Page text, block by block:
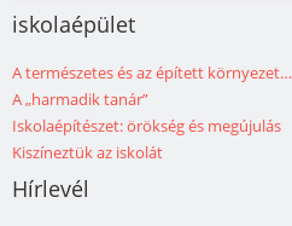
iskolaépület
A természetes és az épített környezet…
A „harmadik tanár”
Iskolaépítészet: örökség és megújulás
Kiszíneztük az iskolát
Hírlevél